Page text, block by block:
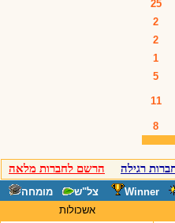
רגילה הרשם לחברות מלאה
Winner צל"ש
מומחה
אשכולות